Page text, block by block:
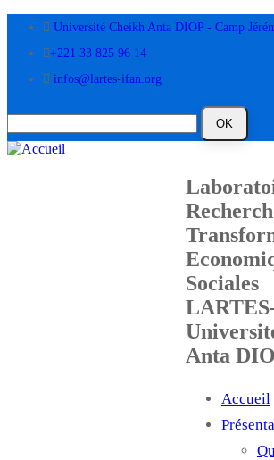
contenu
Université Cheikh Anta DIOP - Camp
+221 33 825 96 14
infos@lartes-ifan.org
Sociales
Anta
Main
Accueil